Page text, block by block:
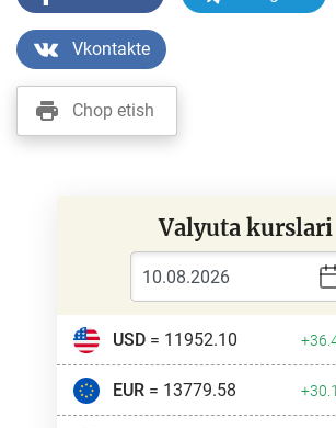
Vkontakte
Chop etish
Valyuta kurslari
USD= 11952.10
EUR= 13779.58